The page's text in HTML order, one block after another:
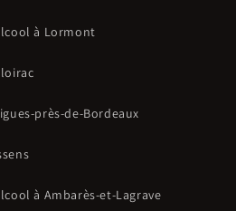
à Lormont
près-de-Bordeaux
à Ambarès-et-Lagrave